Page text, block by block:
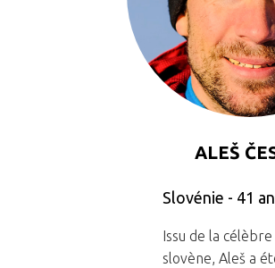
ALEŠ
Slovénie - 41
Issu de la
slovène, Aleš a